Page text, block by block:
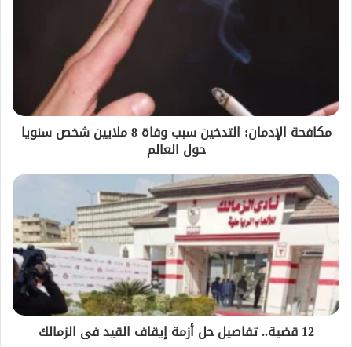
مكافحة الإدمان: التدخين سبب وفاة 8 ملايين شخص سنويا
حول العالم
12 قضية.. تفاصيل حل أزمة إيقاف القيد فى الزمالك